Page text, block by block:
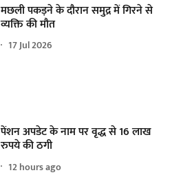
मछली पकड़ने के दौरान समुद्र में गिरने से
व्यक्ति की मौत
17 Jul 2026
पेंशन अपडेट के नाम पर वृद्ध से 16 लाख
रुपये की ठगी
12 hours ago